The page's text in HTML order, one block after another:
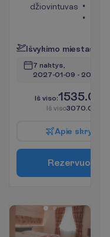
džiovintuvas
Išvykimo miestas
7 naktys,
2027-01-09 - 2027-
Iš viso:1535.00
Iš viso3070.00
Apie skry
Rezervuo